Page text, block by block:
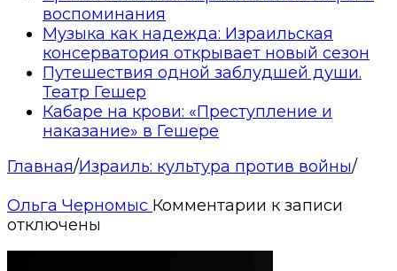
воспоминания
Музыка как надежда: Израильская
консерватория открывает новый сезон
Путешествия одной заблудшей души.
Театр Гешер
Кабаре на крови: «Преступление и
наказание» в Гешере
Главная/Израиль: культура против войны/
Ольга Черномыс Комментарии к записи
отключены